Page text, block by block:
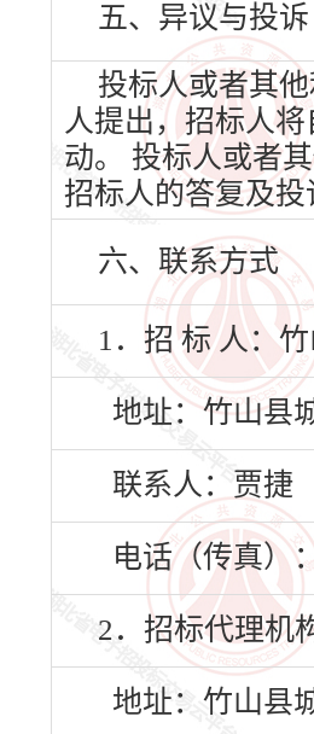
五、异议与投诉
投标人或者其
人提出，招标人
动。 投标人或者
招标人的答复及
六、联系方式
1．招 标 人：
地址：竹山县
联系人：贾捷
电话（传真）
2．招标代理机
地址：竹山县